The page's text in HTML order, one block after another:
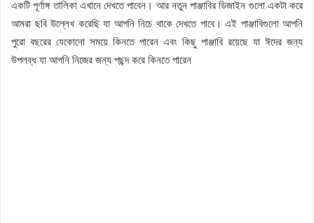
একটি পূর্ণাঙ্গ তালিকা এখানে দেখতে পাবেন। আর নতুন পাঞ্জাবির ডিজাইন গুলো একটা করে
আমরা ছবি উল্লেখ করেছি যা আপনি নিচে থাকে দেখতে পাবে। এই পাঞ্জাবিগুলো আপনি
পুরো বছরের যেকোনো সময়ে কিনতে পারেন এবং কিছু পাঞ্জাবি রয়েছে যা ঈদের জন্য
উপলব্ধ যা আপনি নিজের জন্য পছন্দ করে কিনতে পারেন